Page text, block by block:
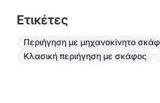
Eτικέτες
Περιήγηση με μηχανοκίνητο
Κλασική περιήγηση με σκάφος